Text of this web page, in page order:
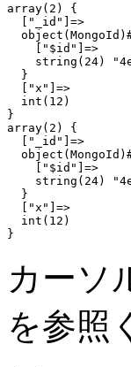
array(2) {
  ["_id"]=>
    ["$id"]=>
string(24)
  }
  ["x"]=>
  int(12)
}
array(2) {
  ["_id"]=>
    ["$id"]=>
string(24)
  }
  ["x"]=>
  int(12)
カーソ
を参照